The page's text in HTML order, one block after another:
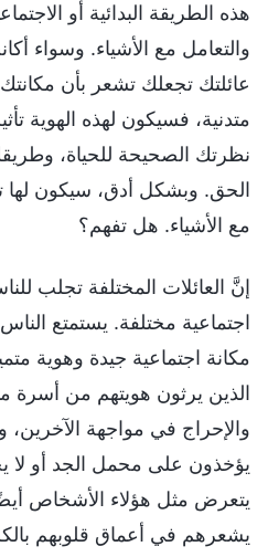
هذه الطريقة البدائية أو
والتعامل مع الأشياء. وسواء
عائلتك تجعلك تشعر بأن
متدنية، فسيكون لهذه الهوية
نظرتك الصحيحة للحياة،
الحق. وبشكل أدق، سيكون لها
مع الأشياء. هل تفهم؟
إنَّ العائلات المختلفة تجلب
اجتماعية مختلفة. يستمتع
مكانة اجتماعية جيدة وهوية
الذين يرثون هويتهم من أسرة
والإحراج في مواجهة الآخرين،
يؤخذون على محمل الجد أو لا
يتعرض مثل هؤلاء الأشخاص
يشعرهم في أعماق قلوبهم